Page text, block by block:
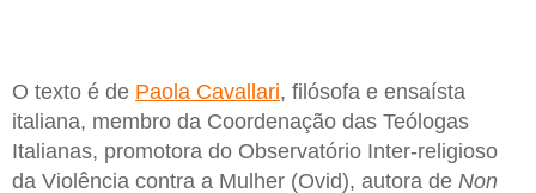
O texto é de Paola Cavallari, filósofa e ensaísta
italiana, membro da Coordenação das Teólogas
Italianas, promotora do Observatório Inter-religioso
da Violência contra a Mulher (Ovid), autora de Non